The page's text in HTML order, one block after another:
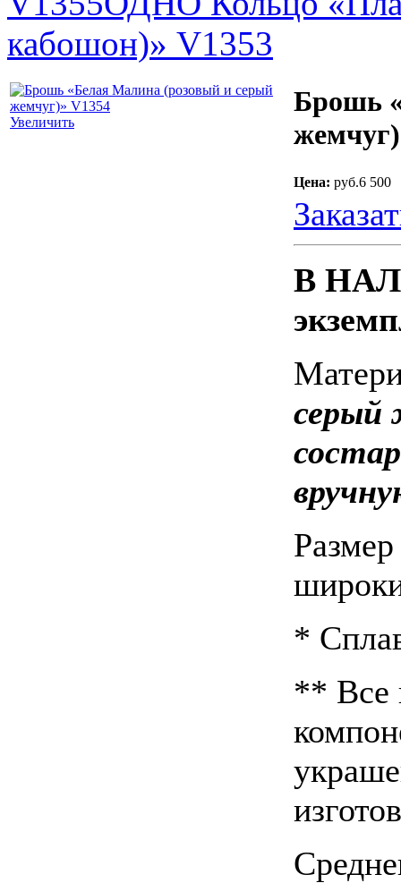
кабошон)» V1353
Увеличить
Брошь
Цена: руб.6 500
В
серый
*
** Все